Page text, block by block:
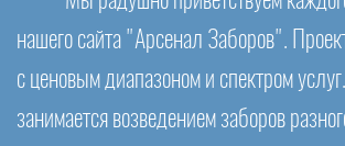
нашего сайта "Арсенал Заборов".
с ценовым диапазоном и спектром
занимается возведением заборов